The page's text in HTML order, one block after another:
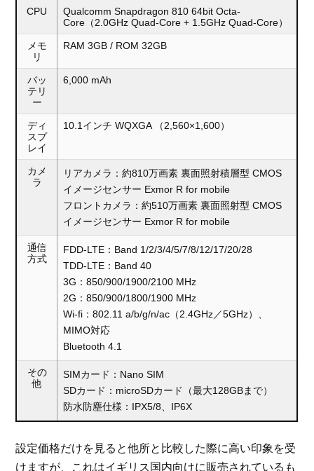
CPU
Qualcomm Snapdragon 810 64bit Octa-
Core（2.0GHz Quad-Core + 1.5GHz Quad-Core）
メモ
リ
RAM 3GB / ROM 32GB
バッ
テリ
ー
6,000 mAh
ディ
スプ
レイ
10.1インチ WQXGA （2,560×1,600）
カメ
ラ
リアカメラ：約810万画素 裏面照射積層型 CMOS
イメージセンサー Exmor R for mobile
フロントカメラ：約510万画素 裏面照射型 CMOS
イメージセンサー Exmor R for mobile
通信
方式
FDD-LTE：Band 1/2/3/4/5/7/8/12/17/20/28
TDD-LTE：Band 40
3G：850/900/1900/2100 MHz
2G：850/900/1800/1900 MHz
Wi-fi：802.11 a/b/g/n/ac（2.4GHz／5GHz）、
MIMO対応
Bluetooth 4.1
その
他
SIMカード：Nano SIM
SDカード：microSDカード（最大128GBまで）
防水防塵仕様：IPX5/8、IP6X
設定価格だけを見ると他所と比較した際に高い印象を受
けますが、これはイギリス国内向けに販売されているも